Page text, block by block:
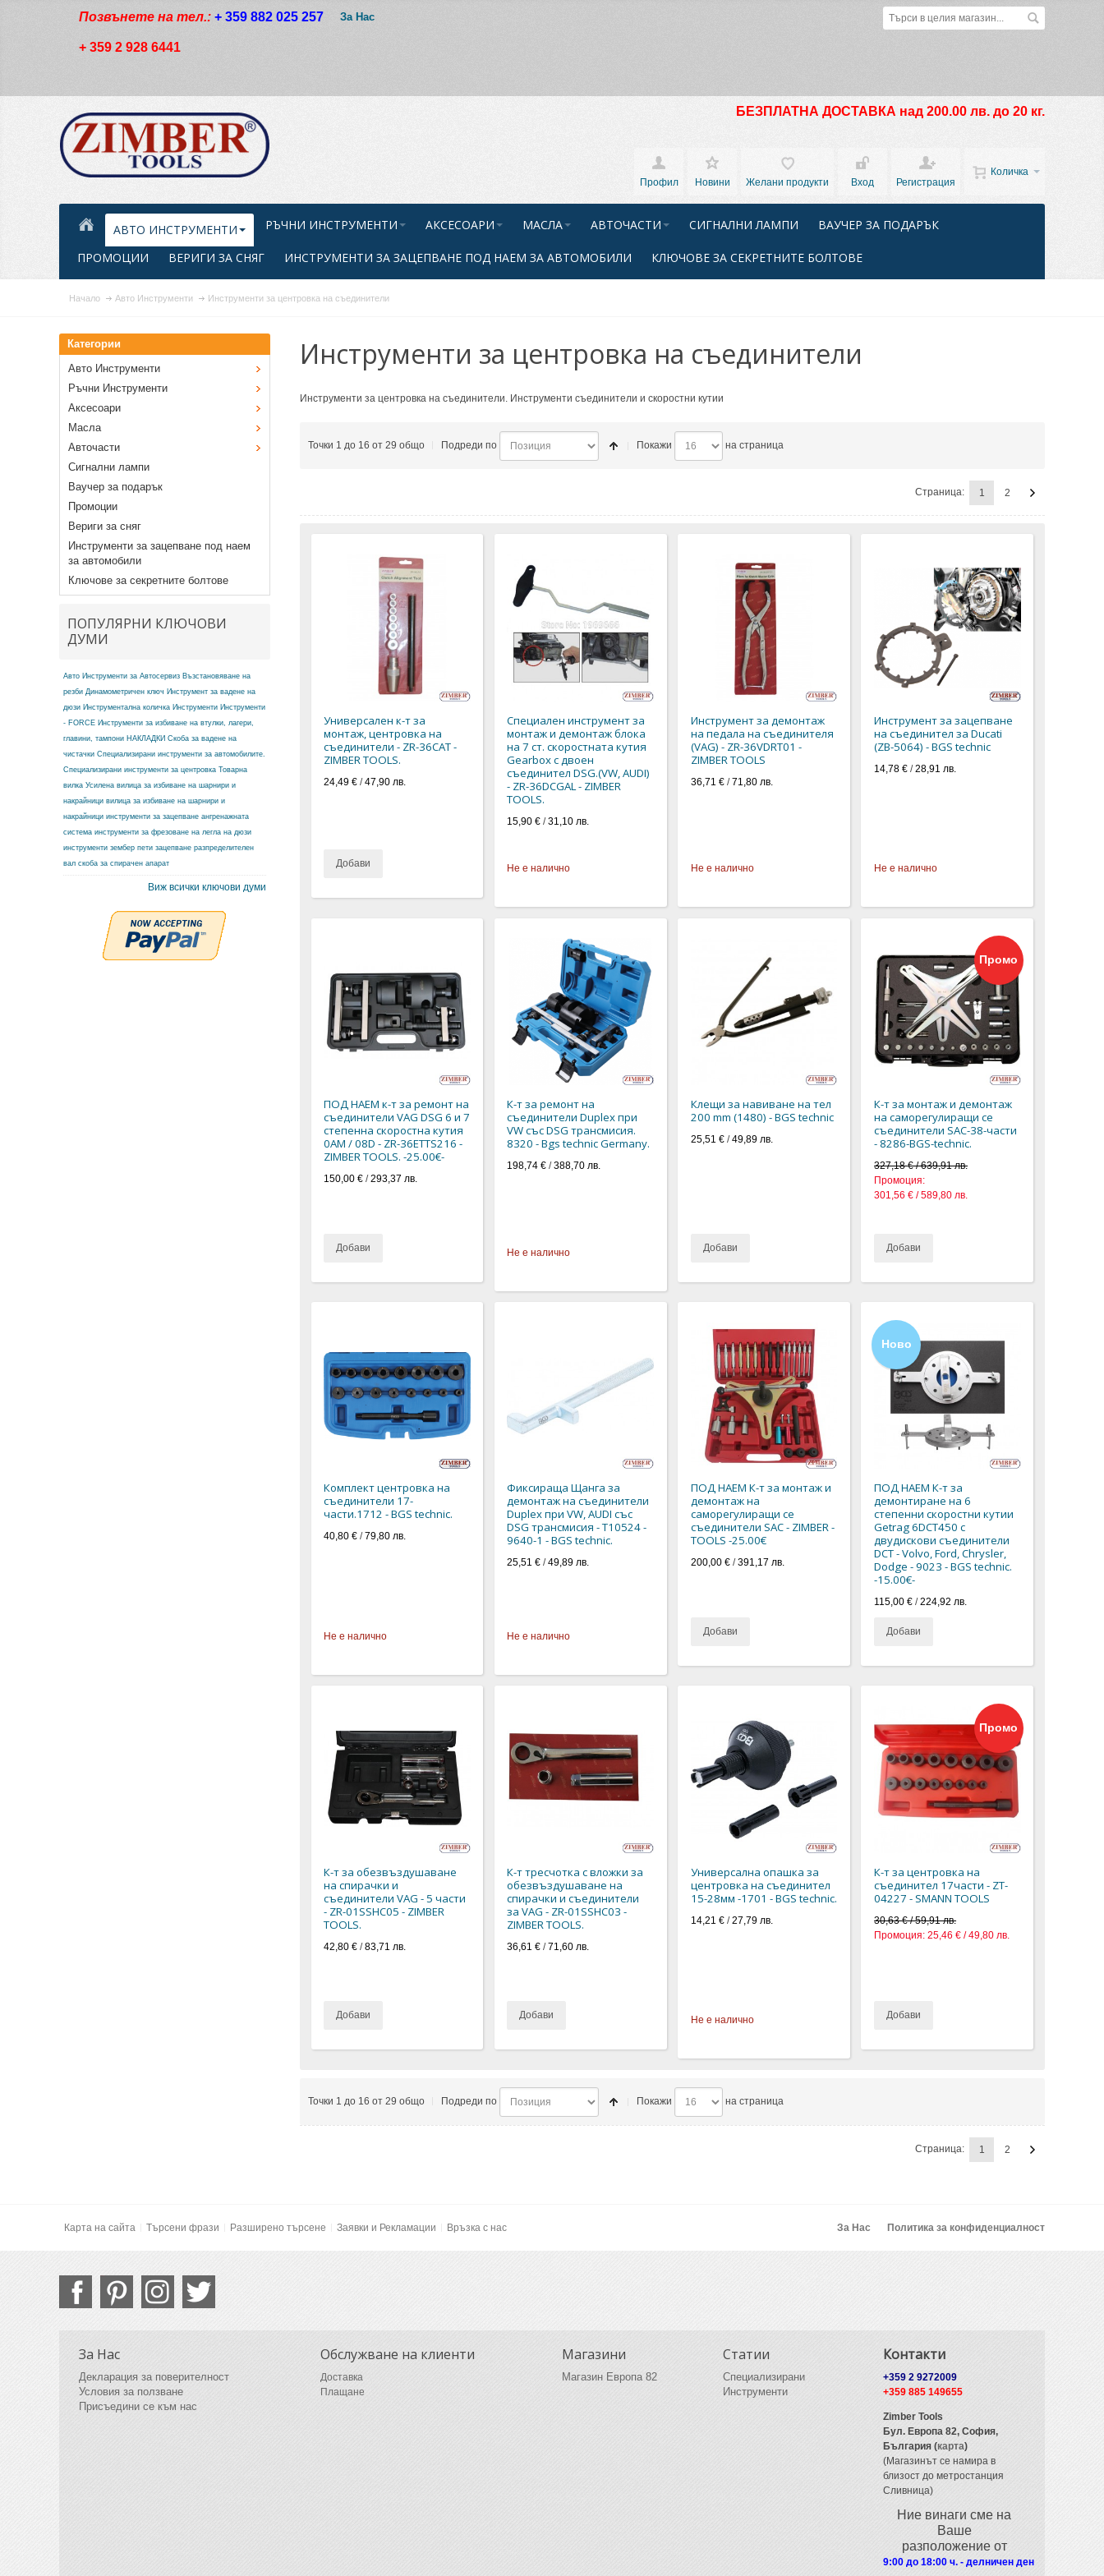
Позвънете на тел.: + 359 882 025 257
+ 359 2 928 6441
За Нас
БЕЗПЛАТНА ДОСТАВКА над 200.00 лв. до 20 кг.
Количка
Профил
Новини Желани продукти Вход Регистрация
АВТО ИНСТРУМЕНТИ РЪЧНИ ИНСТРУМЕНТИ АКСЕСОАРИ МАСЛА АВТОЧАСТИ СИГНАЛНИ ЛАМПИ ВАУЧЕР ЗА ПОДАРЪК
ПРОМОЦИИ ВЕРИГИ ЗА СНЯГ ИНСТРУМЕНТИ ЗА ЗАЦЕПВАНЕ ПОД НАЕМ ЗА АВТОМОБИЛИ КЛЮЧОВЕ ЗА СЕКРЕТНИТЕ БОЛТОВЕ
Начало Авто Инструменти Инструменти за центровка на съединители
Инструменти за центровка на съединители
Инструменти за центровка на съединители. Инструменти съединители и скоростни кутии
Точки 1 до 16 от 29 общо Подреди по Покажи на страница
Страница: 1 2
Универсален к-т за
монтаж, центровка на
съединители - ZR-36CAT -
ZIMBER TOOLS.
24,49 € /47,90 лв.
Добави
Специален инструмент за
монтаж и демонтаж блока
на 7 ст. скоростната кутия
Gearbox с двоен
съединител DSG.(VW, AUDI)
- ZR-36DCGAL - ZIMBER
TOOLS.
15,90 € /31,10 лв.
Не е налично
Инструмент за демонтаж
на педала на съединителя
(VAG) - ZR-36VDRT01 -
ZIMBER TOOLS
36,71 €/71,80 лв.
Не е налично
Инструмент за зацепване
на съединител за Ducati
(ZB-5064) - BGS technic
14,78 € /28,91 лв.
Не е налично
ПОД НАЕМ к-т за ремонт на
съединители VAG DSG 6 и 7
степенна скоростна кутия
0AM / 08D - ZR-36ETTS216 -
ZIMBER TOOLS. -25.00€-
150,00 € /293,37 лв.
Добави
К-т за ремонт на
съединители Duplex при
VW със DSG трансмисия.
8320 - Bgs technic Germany.
198,74 € /388,70 лв.
Не е налично
Клещи за навиване на тел
200 mm (1480) - BGS technic
25,51 €/49,89 лв.
Добави
Промо
К-т за монтаж и демонтаж
на саморегулиращи се
съединители SAC-38-части
- 8286-BGS-technic.
327,18 € / 639,91 лв.
Промоция:
301,56 € / 589,80 лв.
Добави
Комплект центровка на
съединители 17-
части.1712 - BGS technic.
40,80 € /79,80 лв.
Не е налично
Фиксираща Щанга за
демонтаж на съединители
Duplex при VW, AUDI със
DSG трансмисия - T10524 -
9640-1 - BGS technic.
25,51 € /49,89 лв.
Не е налично
ПОД НАЕМ К-т за монтаж и
демонтаж на
саморегулиращи се
съединители SAC - ZIMBER -
TOOLS -25.00€
200,00 €/391,17 лв.
Добави
Ново
ПОД НАЕМ К-т за
демонтиране на 6
степенни скоростни кутии
Getrag 6DCT450 с
двудискови съединители
DCT - Volvo, Ford, Chrysler,
Dodge - 9023 - BGS technic.
-15.00€-
115,00 € /224,92 лв.
Добави
К-т за обезвъздушаване
на спирачки и
съединители VAG - 5 части
- ZR-01SSHC05 - ZIMBER
TOOLS.
42,80 € /83,71 лв.
Добави
К-т тресчотка с вложки за
обезвъздушаване на
спирачки и съединители
за VAG - ZR-01SSHC03 -
ZIMBER TOOLS.
36,61 € /71,60 лв.
Добави
Универсална опашка за
центровка на съединител
15-28мм -1701 - BGS technic.
14,21 €/27,79 лв.
Не е налично
Промо
К-т за центровка на
съединител 17части - ZT-
04227 - SMANN TOOLS
30,63 € / 59,91 лв.
Промоция: 25,46 € / 49,80 лв.
Добави
Точки 1 до 16 от 29 общо Подреди по Покажи на страница
Страница: 1 2
Категории
Авто Инструменти
Ръчни Инструменти
Аксесоари
Масла
Авточасти
Сигнални лампи
Ваучер за подарък
Промоции
Вериги за сняг
Инструменти за зацепване под наем
за автомобили
Ключове за секретните болтове
ПОПУЛЯРНИ КЛЮЧОВИ
ДУМИ
Авто Инструменти за Автосервиз Възстановяване на
резби Динамометричен ключ Инструмент за вадене на
дюзи Инструментална количка Инструменти Инструменти
- FORCE Инструменти за избиване на втулки, лагери,
главини, тампони НАКЛАДКИ Скоба за вадене на
чистачки Специализирани инструменти за автомобилите.
Специализирани инструменти за центровка Товарна
вилка Усилена вилица за избиване на шарнири и
накрайници вилица за избиване на шарнири и
накрайници инструменти за зацепване ангренажната
система инструменти за фрезоване на легла на дюзи
инструменти зембер пети зацепване разпределителен
вал скоба за спирачен апарат
Виж всички ключови думи
Карта на сайта Търсени фрази Разширено търсене Заявки и Рекламации Връзка с нас За Нас Политика за конфиденциалност
За Нас
Декларация за поверителност
Условия за ползване
Присъедини се към нас
Обслужване на клиенти
Доставка
Плащане
Магазини
Магазин Европа 82
Статии
Специализирани
Инструменти
Контакти
+359 2 9272009
+359 885 149655
Zimber Tools
Бул. Европа 82,София,
България (карта)
(Магазинът се намира в
близост до метростанция
Сливница)
Ние винаги сме на
Ваше
разположение от
9:00 до 18:00 ч. - делничен ден